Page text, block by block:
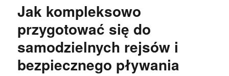
Jak kompleksowo
przygotować się do
samodzielnych rejsów i
bezpiecznego pływania